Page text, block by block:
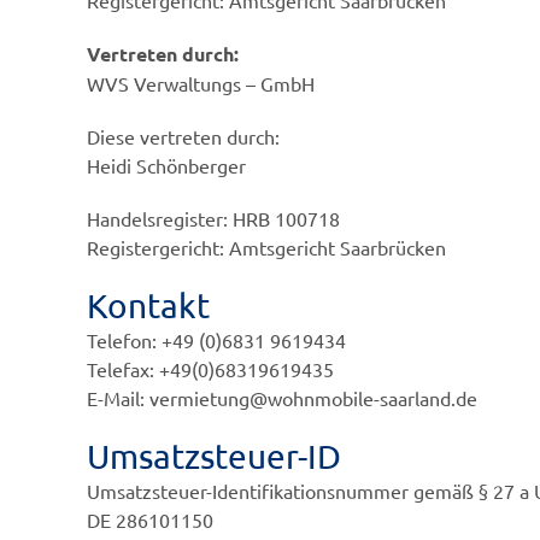
Vertreten durch:
WVS Verwaltungs – GmbH
Diese vertreten durch:
Heidi Schönberger
Handelsregister: HRB 100718
Registergericht: Amtsgericht Saarbrücken
Kontakt
Telefon: +49 (0)6831 9619434
Telefax: +49(0)68319619435
E-Mail: vermietung@wohnmobile-saarland.de
Umsatzsteuer-ID
Umsatzsteuer-Identifikationsnummer gemäß § 27 a
DE 286101150